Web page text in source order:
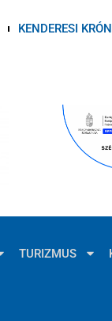
KENDERESI
TURIZMUS